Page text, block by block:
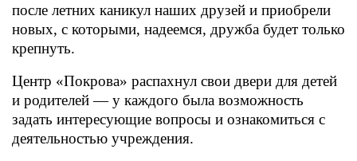
после летних каникул наших друзей и приобрели
новых, с которыми, надеемся, дружба будет только
крепнуть.
Центр «Покрова» распахнул свои двери для детей
и родителей — у каждого была возможность
задать интересующие вопросы и ознакомиться с
деятельностью учреждения.